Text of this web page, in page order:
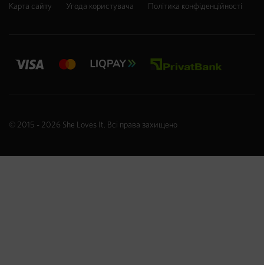
© 2015 - 2026 She Loves It. Всі права захищено
Карта сайту Угода користувача Політика конфіденційності